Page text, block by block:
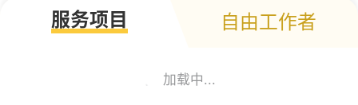
服务项目 自由工作者
加载中...